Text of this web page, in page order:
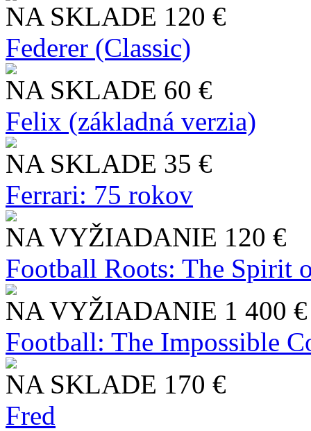
NA SKLADE 120 €
Federer (Classic)
NA SKLADE 60 €
Felix (základná verzia)
NA SKLADE 35 €
Ferrari: 75 rokov
NA VYŽIADANIE 120 €
Football Roots: The Spirit
NA VYŽIADANIE 1 400 €
Football: The Impossible
NA SKLADE 170 €
Fred